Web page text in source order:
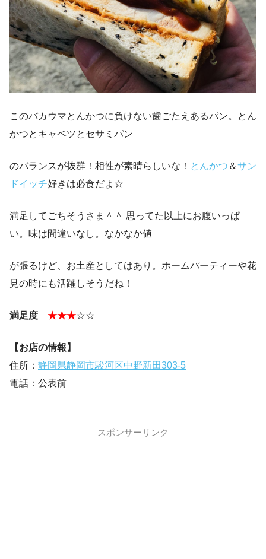
このバカウマとんかつに負けない歯ごたえあるパン。とん
かつとキャベツとセサミパン
のバランスが抜群！相性が素晴らしいな！ とんかつ ＆サン
ドイッチ好きは必食だよ☆
満足してごちそうさま＾＾ 思ってた以上にお腹いっぱ
い。味は間違いなし。なかなか値
が張るけど、お土産としてはあり。ホームパーティーや花
見の時にも活躍しそうだね！
満足度 ★★★☆☆
【お店の情報】
住所： 静岡県静岡市駿河区中野新田303-5
電話：公表前
スポンサーリンク